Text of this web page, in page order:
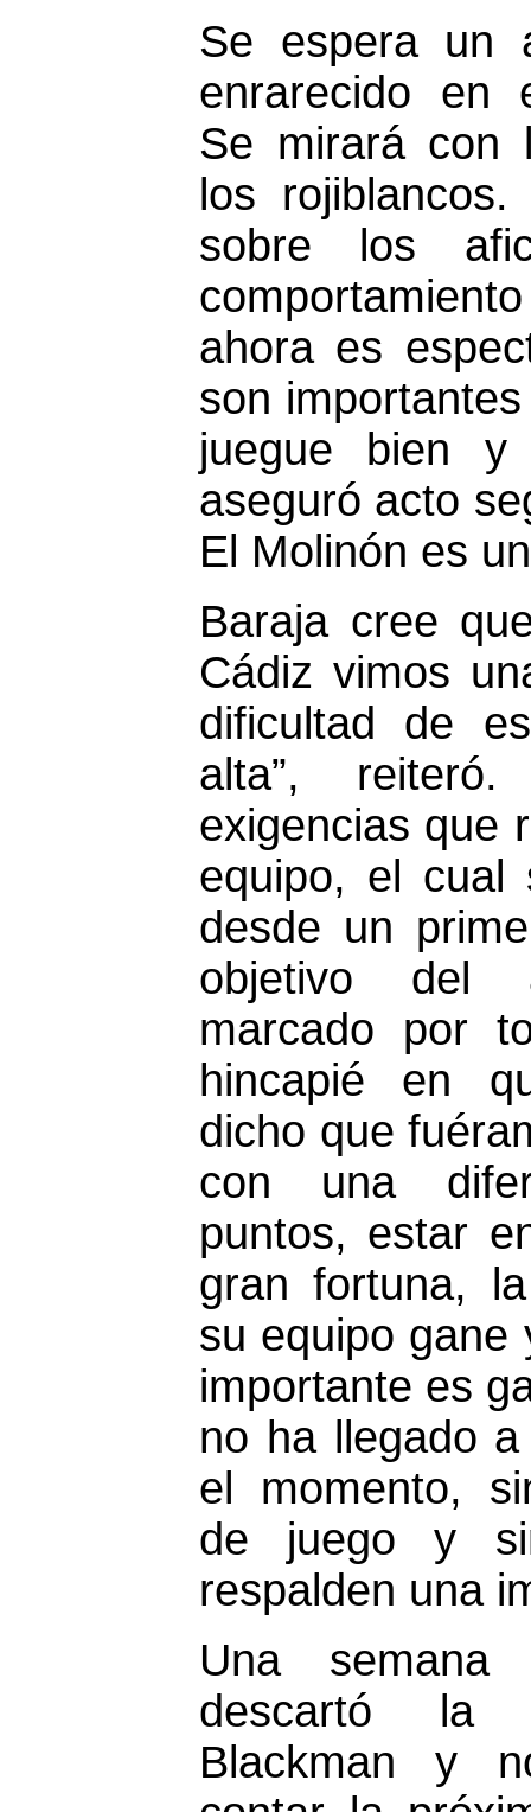
Se espera un
enrarecido en
Se mirará con
los
sobre los
ahora es
son
juegue bien y
aseguró acto
El Molinón es
Baraja cree
Cádiz vimos
dificultad de
alta”,
exigencias que
equipo, el cual
desde un
objetivo del
marcado por
hincapié en
dicho que
con una
puntos, estar
gran fortuna,
su equipo gane
importante es
no ha llegado
el momento,
de juego y
respalden una
Una
descartó la
Blackman y